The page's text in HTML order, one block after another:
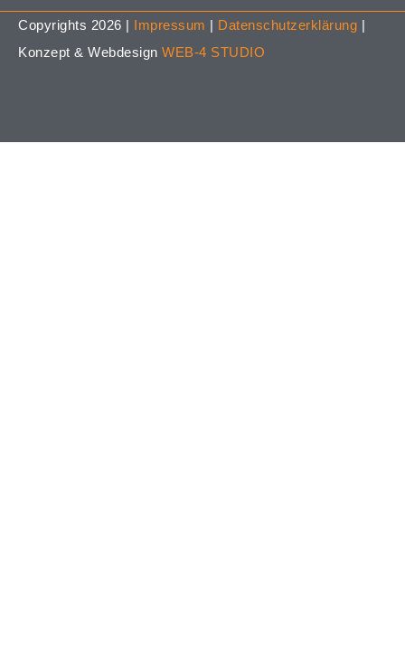
Copyrights 2026 | Impressum | Datenschutzerklärung |
Konzept & Webdesign WEB-4 STUDIO